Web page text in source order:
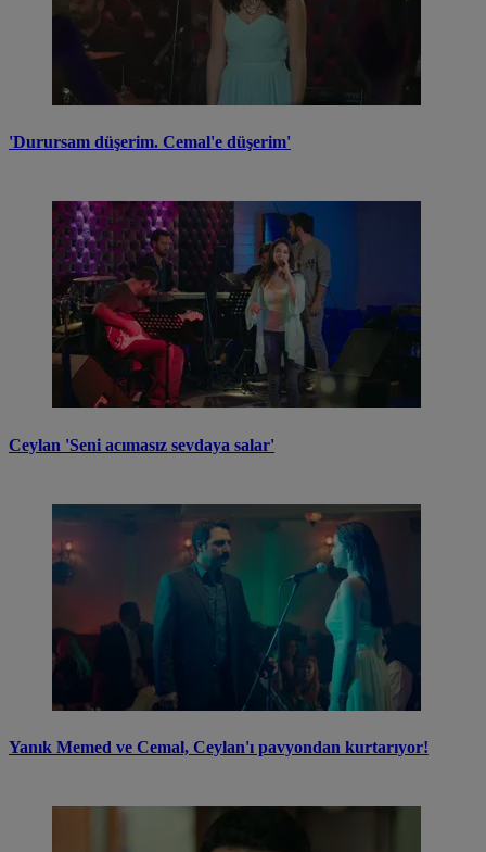
'Durursam düşerim. Cemal'e düşerim'
Ceylan 'Seni acımasız sevdaya salar'
Yanık Memed ve Cemal, Ceylan'ı pavyondan kurtarıyor!